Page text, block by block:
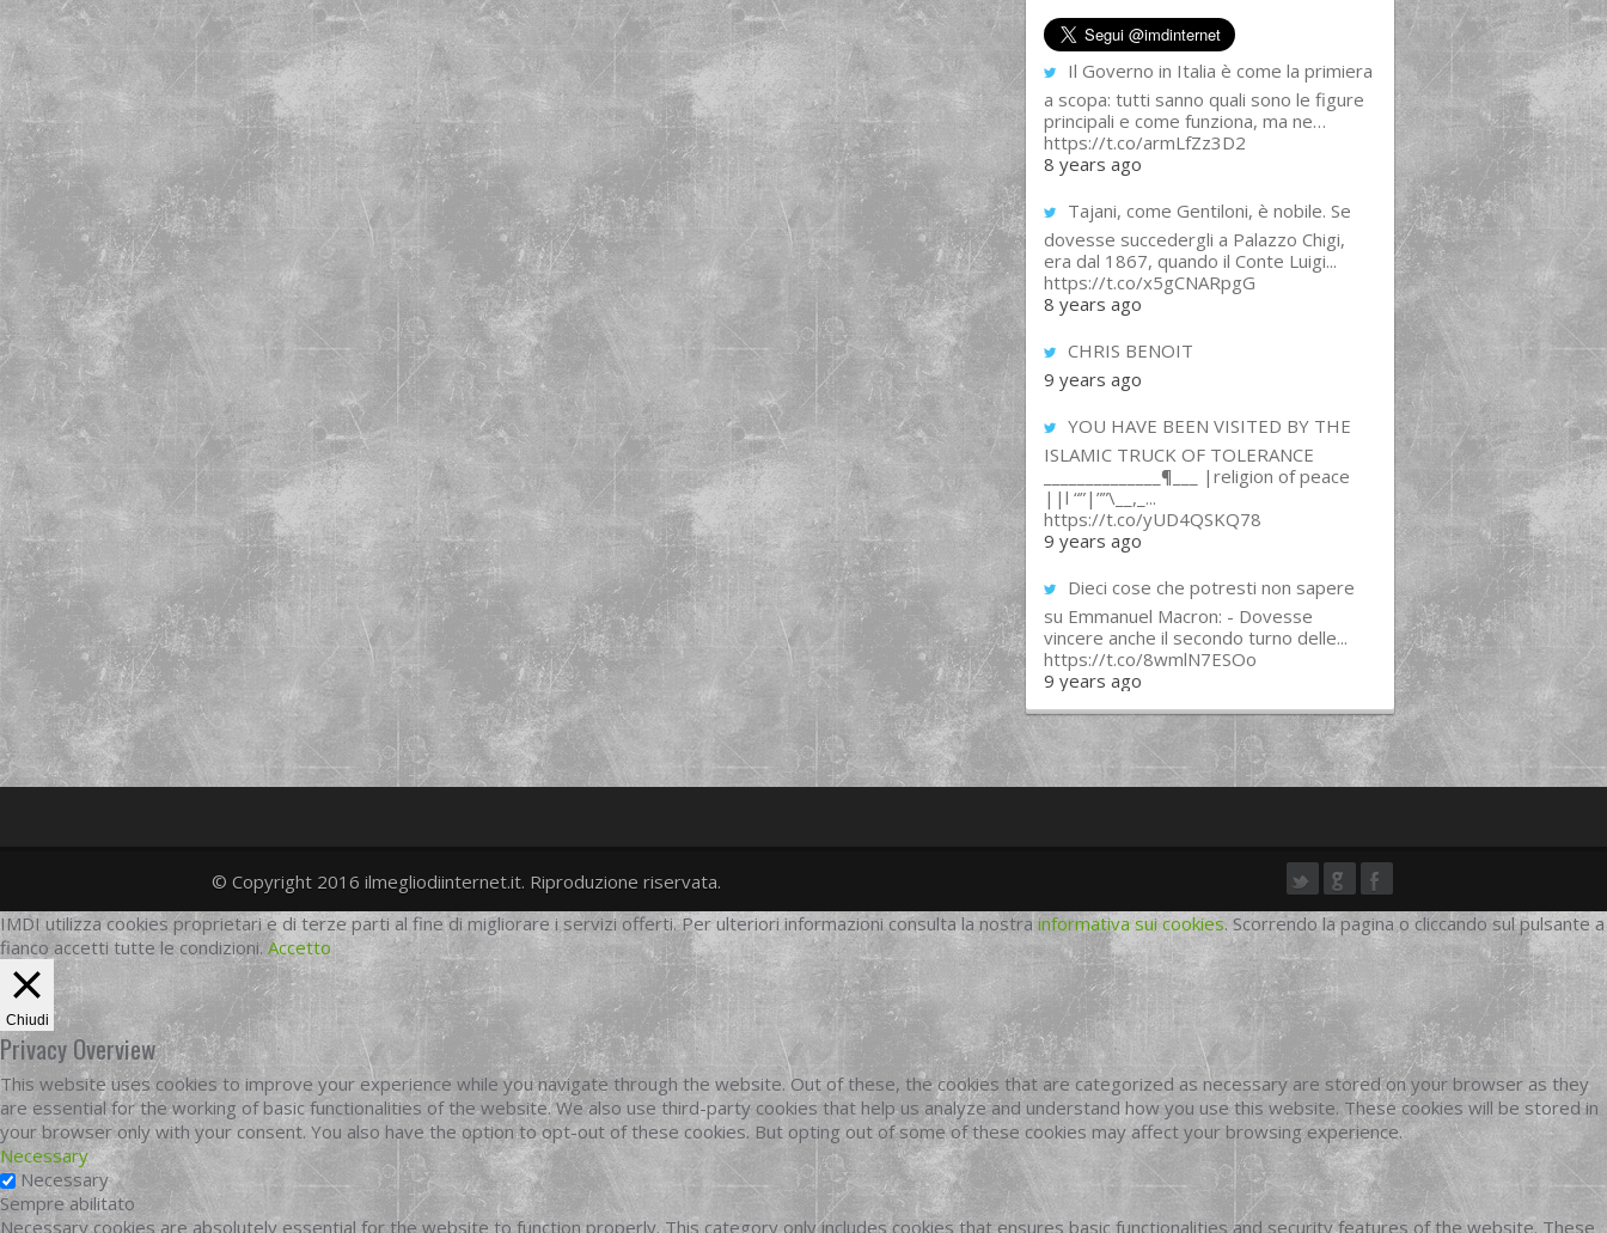
Il Governo in Italia è come la primiera
a scopa: tutti sanno quali sono le figure
principali e come funziona, ma ne…
https://t.co/armLfZz3D2
8 years ago
Tajani, come Gentiloni, è nobile. Se
dovesse succedergli a Palazzo Chigi,
era dal 1867, quando il Conte Luigi...
https://t.co/x5gCNARpgG
8 years ago
CHRIS BENOIT
9 years ago
YOU HAVE BEEN VISITED BY THE
ISLAMIC TRUCK OF TOLERANCE
______________¶___ |religion of peace
||l “”|””\__,_...
https://t.co/yUD4QSKQ78
9 years ago
Dieci cose che potresti non sapere
su Emmanuel Macron: - Dovesse
vincere anche il secondo turno delle...
https://t.co/8wmlN7ESOo
9 years ago
twittergoogleplus
facebook
© Copyright 2016 ilmegliodiinternet.it. Riproduzione riservata.
IMDI utilizza cookies proprietari e di terze parti al fine di migliorare i servizi offerti. Per ulteriori informazioni consulta la nostra informativa sui cookies. Scorrendo la pagina o cliccando sul pulsante a
fianco accetti tutte le condizioni. Accetto
Chiudi
Privacy Overview
This website uses cookies to improve your experience while you navigate through the website. Out of these, the cookies that are categorized as necessary are stored on your browser as they
are essential for the working of basic functionalities of the website. We also use third-party cookies that help us analyze and understand how you use this website. These cookies will be stored in
your browser only with your consent. You also have the option to opt-out of these cookies. But opting out of some of these cookies may affect your browsing experience.
Necessary
Necessary
Sempre abilitato
Necessary cookies are absolutely essential for the website to function properly. This category only includes cookies that ensures basic functionalities and security features of the website. These